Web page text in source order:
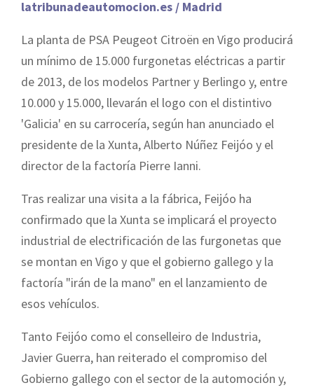
latribunadeautomocion.es / Madrid
La planta de PSA Peugeot Citroën en Vigo producirá
un mínimo de 15.000 furgonetas eléctricas a partir
de 2013, de los modelos Partner y Berlingo y, entre
10.000 y 15.000, llevarán el logo con el distintivo
'Galicia' en su carrocería, según han anunciado el
presidente de la Xunta, Alberto Núñez Feijóo y el
director de la factoría Pierre Ianni.
Tras realizar una visita a la fábrica, Feijóo ha
confirmado que la Xunta se implicará el proyecto
industrial de electrificación de las furgonetas que
se montan en Vigo y que el gobierno gallego y la
factoría "irán de la mano" en el lanzamiento de
esos vehículos.
Tanto Feijóo como el conselleiro de Industria,
Javier Guerra, han reiterado el compromiso del
Gobierno gallego con el sector de la automoción y,